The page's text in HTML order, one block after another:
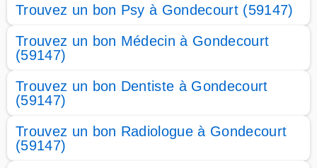
Trouvez un bon Psy à Gondecourt (59147)
Trouvez un bon Médecin à Gondecourt
(59147)
Trouvez un bon Dentiste à Gondecourt
(59147)
Trouvez un bon Radiologue à Gondecourt
(59147)